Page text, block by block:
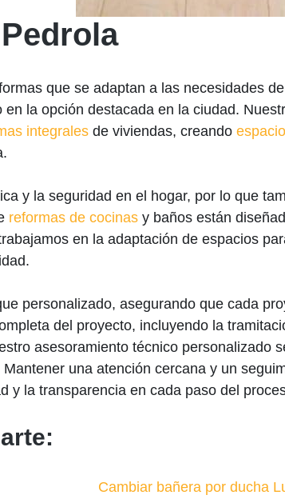
que se adaptan a las necesidades
la opción destacada en la ciudad.
integrales de viviendas, creando
y la seguridad en el hogar, por lo que
reformas de cocinas y baños están
en la adaptación de espacios
personalizado, asegurando que cada
del proyecto, incluyendo la
asesoramiento técnico personalizado
una atención cercana y un
y la transparencia en cada paso del
Cambiar bañera por ducha